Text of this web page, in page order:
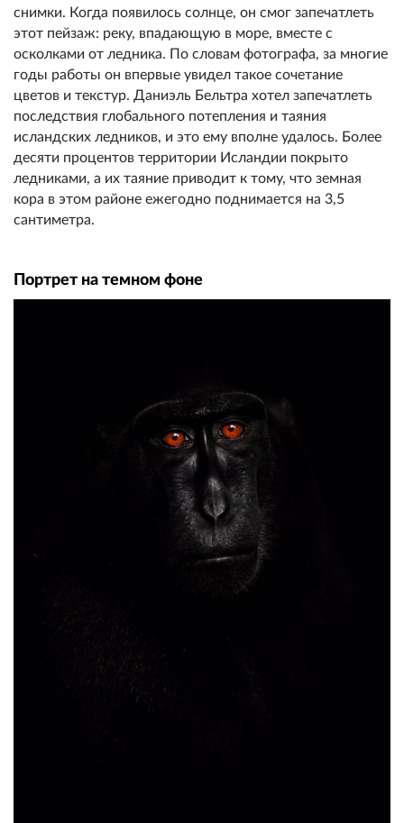
снимки. Когда появилось солнце, он смог запечатлеть
этот пейзаж: реку, впадающую в море, вместе с
осколками от ледника. По словам фотографа, за многие
годы работы он впервые увидел такое сочетание
цветов и текстур. Даниэль Бельтра хотел запечатлеть
последствия глобального потепления и таяния
исландских ледников, и это ему вполне удалось. Более
десяти процентов территории Исландии покрыто
ледниками, а их таяние приводит к тому, что земная
кора в этом районе ежегодно поднимается на 3,5
сантиметра.
Портрет на темном фоне